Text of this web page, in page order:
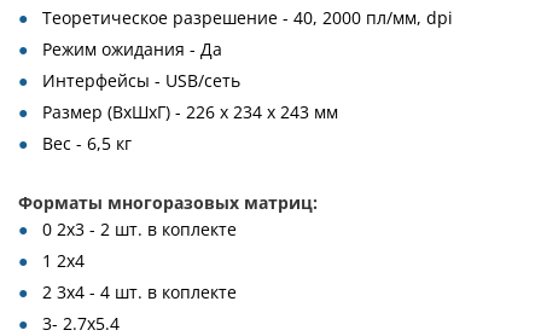
Теоретическое разрешение - 40, 2000 пл/мм, dpi
Режим ожидания - Да
Интерфейсы - USB/сеть
Размер (ВxШxГ) - 226 x 234 x 243 мм
Вес - 6,5 кг
Форматы многоразовых матриц:
0 2х3 - 2 шт. в коплекте
1 2х4
2 3х4 - 4 шт. в коплекте
3- 2.7х5.4